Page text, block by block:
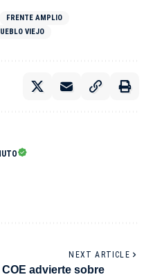
FRENTE AMPLIO
VIEJO
NEXT ARTICLE
COE advierte sobre